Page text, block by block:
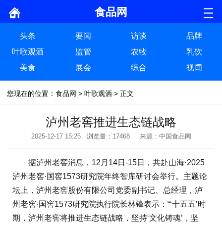
食品网
头条 要闻 访谈
品牌
叶歌观酒
监管 农牧
乳饮
美食
展会 综合 视闻
您现在的位置： 食品网 > 叶歌观酒 > 正文
泸州老窖推进生态链战略
2025-12-17 15:25 浏览量：17468 来源：中国食品网
据泸州老窖消息，12月14日-15日，共赴山海·2025
泸州老窖·国窖1573研究院年终智库研讨会举行。主题论
坛上，泸州老窖股份有限公司党委副书记、总经理，泸
州老窖·国窖1573研究院执行院长林锋表示：“‘十五五’时
期，泸州老窖将推进生态链战略，坚持‘文化铸魂’，坚